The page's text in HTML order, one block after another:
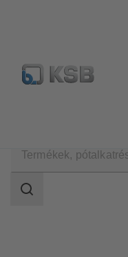
Hírlevél
tartomány
Keresési